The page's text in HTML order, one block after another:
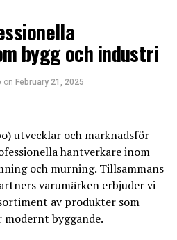
0
Points
bygg och industri
on February 21, 2025
utvecklar och marknadsför
hantverkare inom
och murning. Tillsammans
varumärken erbjuder vi
av produkter som
byggande.